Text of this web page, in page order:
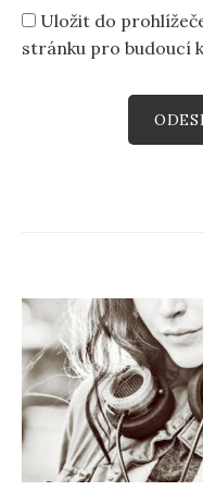
Uložit do
stránku pro budoucí